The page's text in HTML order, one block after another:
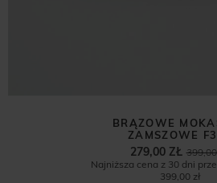
BRĄZOWE
ZAMSZOWE
279,00 ZŁ
Najniższa cena z 30 dni
399,00 zł